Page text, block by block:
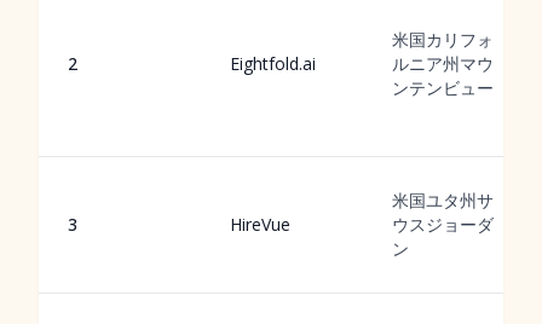
2 Eightfold.ai
米国カリフォ
ルニア州マウ
ンテンビュー
3 HireVue
米国ユタ州サ
ウスジョーダ
ン